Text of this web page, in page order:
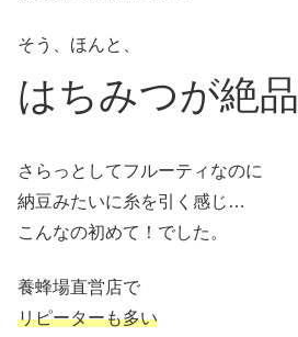
そう、ほんと、
はちみつが絶品
さらっとしてフルーティなのに
納豆みたいに糸を引く感じ…
こんなの初めて！でした。
養蜂場直営店で
リピーターも多い